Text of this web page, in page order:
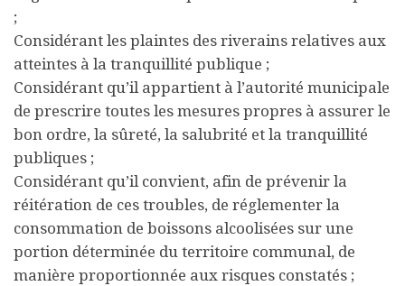
;
Considérant les plaintes des riverains relatives aux
atteintes à la tranquillité publique ;
Considérant qu’il appartient à l’autorité municipale
de prescrire toutes les mesures propres à assurer le
bon ordre, la sûreté, la salubrité et la tranquillité
publiques ;
Considérant qu’il convient, afin de prévenir la
réitération de ces troubles, de réglementer la
consommation de boissons alcoolisées sur une
portion déterminée du territoire communal, de
manière proportionnée aux risques constatés ;